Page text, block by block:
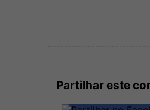
Partilhar este